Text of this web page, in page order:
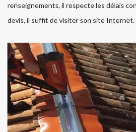
renseignements, il respecte les délais
devis, il suffit de visiter son site Internet.